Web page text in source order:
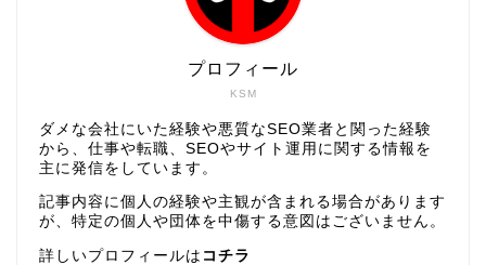
KSM
プロフィール
ダメな会社にいた経験や悪質なSEO業者と関った経験
から、仕事や転職、SEOやサイト運用に関する情報を
主に発信をしています。
記事内容に個人の経験や主観が含まれる場合があります
が、特定の個人や団体を中傷する意図はございません。
詳しいプロフィールは コチラ